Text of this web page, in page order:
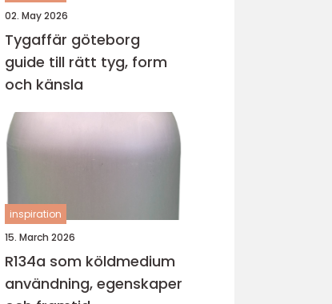
02. May 2026
Tygaffär göteborg
guide till rätt tyg, form
och känsla
inspiration
15. March 2026
R134a som köldmedium
användning, egenskaper